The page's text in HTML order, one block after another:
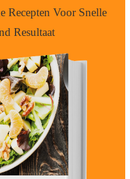
Recepten Voor Snelle
Resultaat